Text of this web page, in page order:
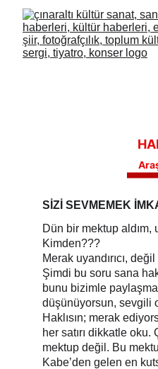
SİZİ SEVMEMEK
Dün bir mektup
Kimden???
Merak uyandırıcı,
Şimdi bu soru sana
bunu bizimle
düşünüyorsun, sevgili
Haklısın; merak
her satırı dikkatle oku.
mektup değil. Bu
Kabe’den gelen en